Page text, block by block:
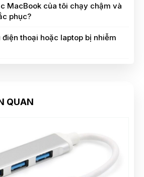
MacBook của tôi chạy chậm và
phục?
điện thoại hoặc laptop bị nhiễm
QUAN